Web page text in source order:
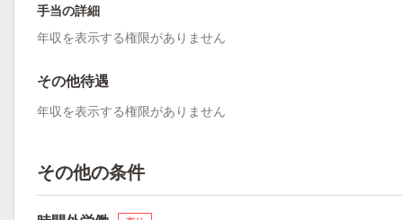
手当の詳細
年収を表示する権限がありません
その他待遇
年収を表示する権限がありません
その他の条件